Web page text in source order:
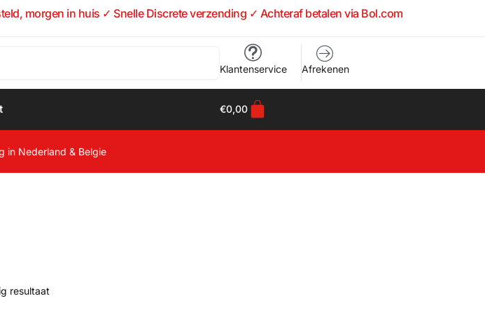
morgen in huis ✓ Snelle Discrete verzending ✓ Achteraf betalen via Bol.com
Klantenservice Afrekenen
€0,00
in Nederland & Belgie
resultaat